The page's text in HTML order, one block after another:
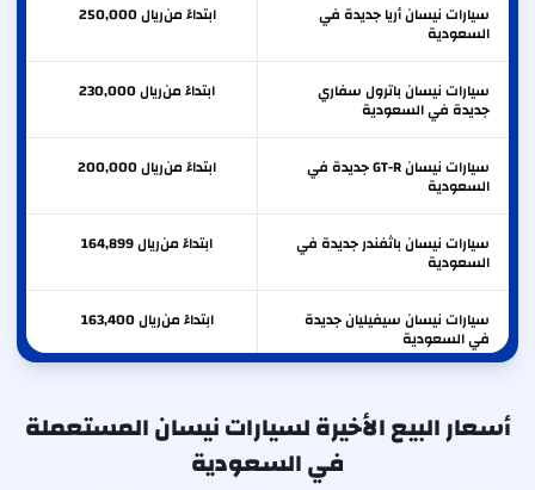
سيارات نيسان أريا جديدة في
السعودية
ابتداءً من 250,000ريال
سيارات نيسان باترول سفاري
جديدة في السعودية
ابتداءً من 230,000ريال
سيارات نيسان GT-R جديدة في
السعودية
ابتداءً من 200,000ريال
سيارات نيسان باثفندر جديدة في
السعودية
ابتداءً من 164,899ريال
سيارات نيسان سيفيليان جديدة
في السعودية
ابتداءً من 163,400ريال
السعودية
سيارات نيسان ألتيما جديدة في ابتداءً من
أسعار البيع الأخيرة لسيارات نيسان المستعملة
في السعودية